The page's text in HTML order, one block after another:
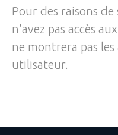
Pour des raisons
n'avez pas accès
ne montrera pas
utilisateur.